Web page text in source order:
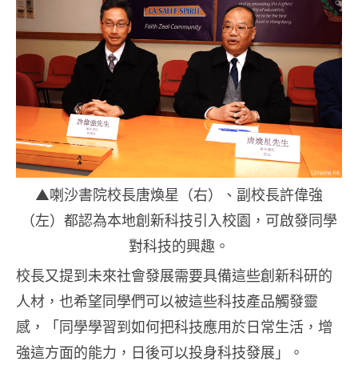
▲喇沙書院校長唐煥星（右）、副校長許偉強
（左）都認為本地創新科技引入校園，可啟發同學
對科技的興趣。
校長又提到未來社會發展需要具備這些創新科研的
人材，也希望同學們可以被這些科技產品觸發靈
感，「同學學習到如何把科技應用於日常生活，增
強這方面的能力，日後可以投身科技發展」。